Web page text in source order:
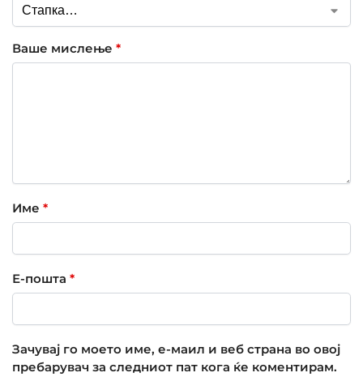
Ваше мислење *
Име *
Е-пошта *
Зачувај го моето име, е-маил и веб страна во овој
пребарувач за следниот пат кога ќе коментирам.